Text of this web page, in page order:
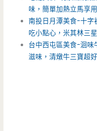
味，簡單加熱立馬享
南投日月潭美食-十字
吃小點心，米其林三
台中西屯區美食-洄
滋味，清燉牛三寶超好